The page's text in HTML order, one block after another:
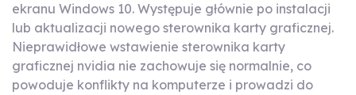
ekranu Windows 10. Występuje głównie po instalacji
lub aktualizacji nowego sterownika karty graficznej.
Nieprawidłowe wstawienie sterownika karty
graficznej nvidia nie zachowuje się normalnie, co
powoduje konflikty na komputerze i prowadzi do